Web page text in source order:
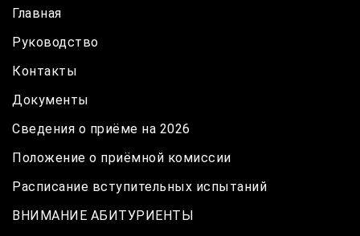
Главная
Руководство
Контакты
Документы
Сведения о приёме на 2026
Положение о приёмной комиссии
Расписание вступительных испытаний
ВНИМАНИЕ АБИТУРИЕНТЫ